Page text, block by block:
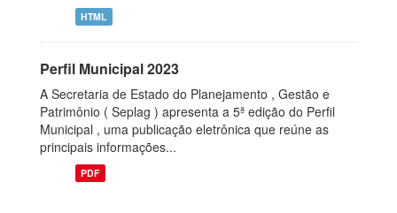
HTML
Perfil Municipal 2023
A Secretaria de Estado do Planejamento , Gestão e
Patrimônio ( Seplag ) apresenta a 5ª edição do Perfil
Municipal , uma publicação eletrônica que reúne as
principais informações...
PDF